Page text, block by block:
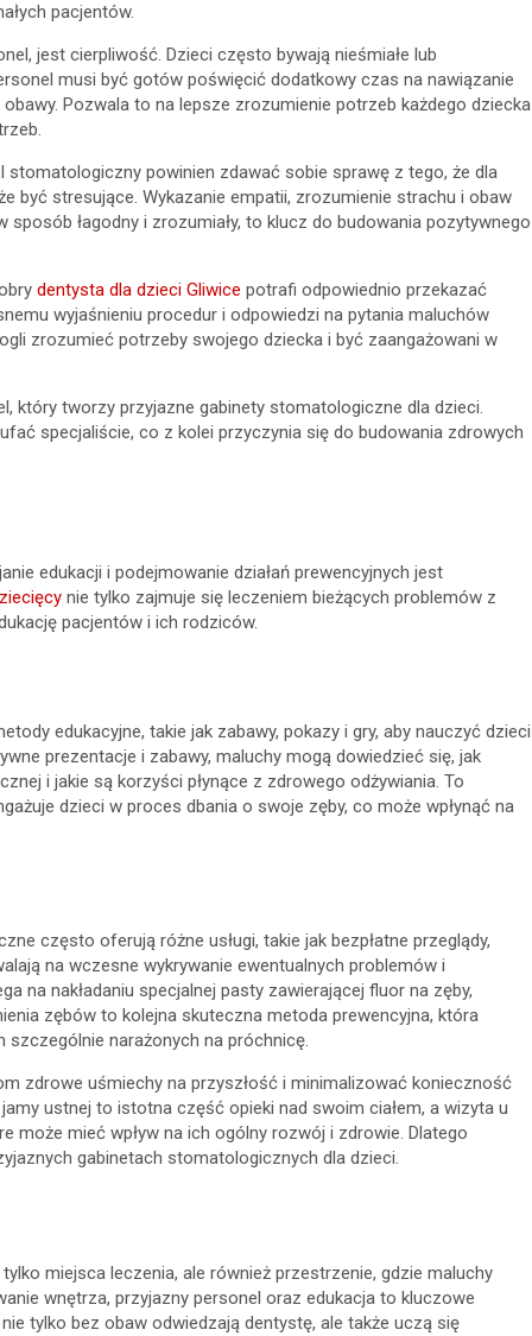
pacjentów.
jest cierpliwość. Dzieci często bywają nieśmiałe lub
musi być gotów poświęcić dodatkowy czas na nawiązanie
Pozwala to na lepsze zrozumienie potrzeb każdego dziecka
powinien zdawać sobie sprawę z tego, że dla
być stresujące. Wykazanie empatii, zrozumienie strachu i obaw
łagodny i zrozumiały, to klucz do budowania pozytywnego
dentysta dla dzieci Gliwice potrafi odpowiednio przekazać
wyjaśnieniu procedur i odpowiedzi na pytania maluchów
zrozumieć potrzeby swojego dziecka i być zaangażowani w
który tworzy przyjazne gabinety stomatologiczne dla dzieci.
specjaliście, co z kolei przyczynia się do budowania zdrowych
edukacji i podejmowanie działań prewencyjnych jest
nie tylko zajmuje się leczeniem bieżących problemów z
pacjentów i ich rodziców.
edukacyjne, takie jak zabawy, pokazy i gry, aby nauczyć dzieci
prezentacje i zabawy, maluchy mogą dowiedzieć się, jak
i jakie są korzyści płynące z zdrowego odżywiania. To
dzieci w proces dbania o swoje zęby, co może wpłynąć na
często oferują różne usługi, takie jak bezpłatne przeglądy,
na wczesne wykrywanie ewentualnych problemów i
na nakładaniu specjalnej pasty zawierającej fluor na zęby,
zębów to kolejna skuteczna metoda prewencyjna, która
szczególnie narażonych na próchnicę.
zdrowe uśmiechy na przyszłość i minimalizować konieczność
ustnej to istotna część opieki nad swoim ciałem, a wizyta u
może mieć wpływ na ich ogólny rozwój i zdrowie. Dlatego
gabinetach stomatologicznych dla dzieci.
miejsca leczenia, ale również przestrzenie, gdzie maluchy
wnętrza, przyjazny personel oraz edukacja to kluczowe
tylko bez obaw odwiedzają dentystę, ale także uczą się